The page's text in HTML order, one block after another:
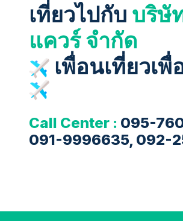
เที่ยวไปกับ บริษั
แควร์ จำกัด
เพื่อนเที่ยวเ
Call Center : 095-
091-9996635, 092-